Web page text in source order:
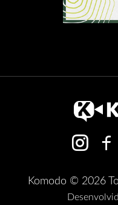
Komodo © 2026